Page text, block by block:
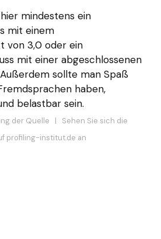
mindestens ein
mit einem
von 3,0 oder ein
mit einer abgeschlossenen
sollte man Spaß
haben,
belastbar sein.
der Quelle | Sehen Sie sich die
profiling-institut.de an